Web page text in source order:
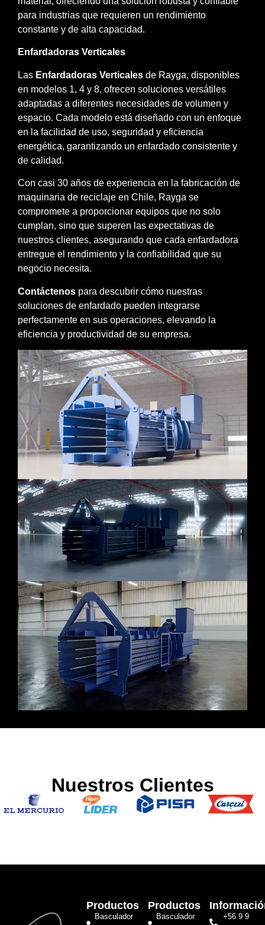
para industrias que requieren un rendimiento
constante y de alta capacidad.​
Enfardadoras Verticales
Las Enfardadoras Verticales de Rayga, disponibles
en modelos 1, 4 y 8, ofrecen soluciones versátiles
adaptadas a diferentes necesidades de volumen y
espacio. Cada modelo está diseñado con un enfoque
en la facilidad de uso, seguridad y eficiencia
energética, garantizando un enfardado consistente y
de calidad.​
Con casi 30 años de experiencia en la fabricación de
maquinaria de reciclaje en Chile, Rayga se
compromete a proporcionar equipos que no solo
cumplan, sino que superen las expectativas de
nuestros clientes, asegurando que cada enfardadora
entregue el rendimiento y la confiabilidad que su
negocio necesita.​
Contáctenos para descubrir cómo nuestras
soluciones de enfardado pueden integrarse
perfectamente en sus operaciones, elevando la
eficiencia y productividad de su empresa.
Nuestros Clientes
Productos
Basculador
Productos
Basculador
+56 9 9